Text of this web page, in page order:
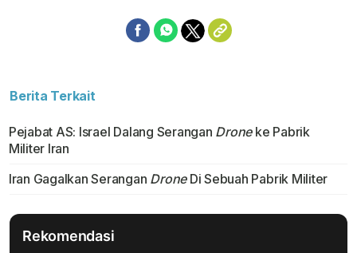
Berita Terkait
Pejabat AS: Israel Dalang Serangan Droneke Pabrik
Militer Iran
Iran Gagalkan Serangan DroneDi Sebuah Pabrik Militer
Rekomendasi